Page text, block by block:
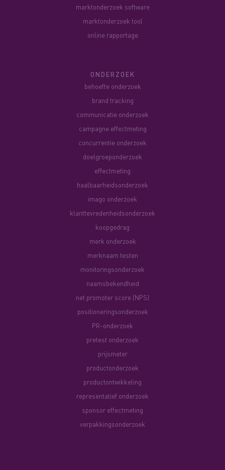
marktonderzoek software
marktonderzoek tool
online rapportage
ONDERZOEK
behoefte onderzoek
brand tracking
communicatie onderzoek
campagne effectmeting
concurrentie onderzoek
doelgroeponderzoek
effectmeting
haalbaarheidsonderzoek
imago onderzoek
klanttevredenheidsonderzoek
koopgedrag
merk onderzoek
merknaam testen
monitoringsonderzoek
naamsbekendheid
net promoter score (NPS)
positioneringsonderzoek
PR-onderzoek
pretest onderzoek
prijsmeter
productonderzoek
productontwikkeling
representatief onderzoek
sponsor effectmeting
verpakkingsonderzoek